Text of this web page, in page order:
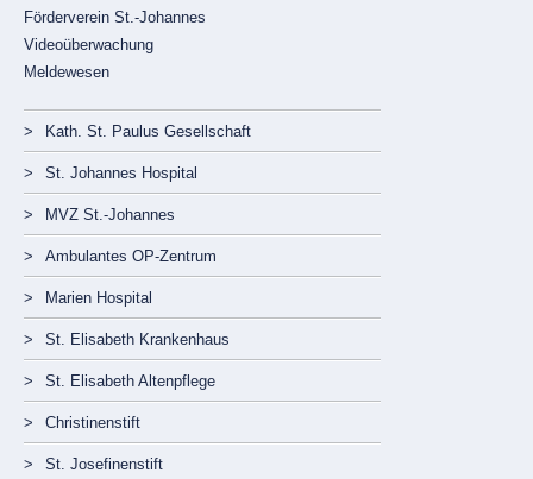
Förderverein St.-Johannes
Videoüberwachung
Meldewesen
überspringen
Kath. St. Paulus Gesellschaft
St. Johannes Hospital
MVZ St.-Johannes
Ambulantes OP-Zentrum
Marien Hospital
St. Elisabeth Krankenhaus
St. Elisabeth Altenpflege
Christinenstift
St. Josefinenstift